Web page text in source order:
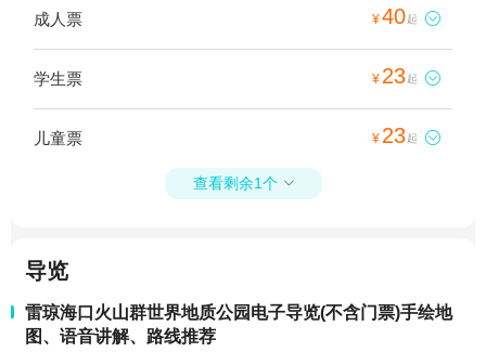
成人票 ¥40起 
学生票 ¥ 23起 
儿童票 ¥ 23起 
查看剩余1个 
导览
雷琼海口火山群世界地质公园电子导览(不含门票)手绘地
图、语音讲解、路线推荐